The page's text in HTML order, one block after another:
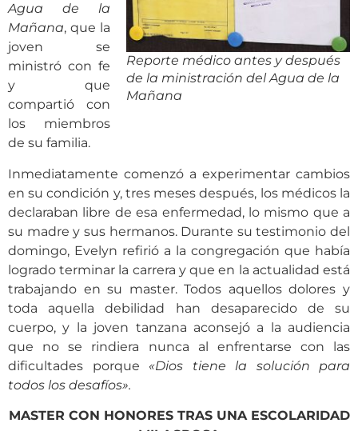
Reporte médico antes y después
de la ministración del Agua de la
Mañana
Agua de la
Mañana, que la
joven se
ministró con fe
y que
compartió con
los miembros
de su familia.
Inmediatamente comenzó a experimentar cambios
en su condición y, tres meses después, los médicos la
declaraban libre de esa enfermedad, lo mismo que a
su madre y sus hermanos. Durante su testimonio del
domingo, Evelyn refirió a la congregación que había
logrado terminar la carrera y que en la actualidad está
trabajando en su master. Todos aquellos dolores y
toda aquella debilidad han desaparecido de su
cuerpo, y la joven tanzana aconsejó a la audiencia
que no se rindiera nunca al enfrentarse con las
dificultades porque «Dios tiene la solución para
todos los desafíos».
MASTER CON HONORES TRAS UNA ESCOLARIDAD